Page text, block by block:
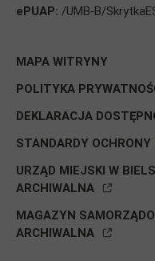
ePUAP: /UMB‑B/
STOPKA
MAPA WITRYNY
POLITYKA
DEKLARACJA
STANDARDY
URZĄD MIEJSKI W
ARCHIWALNA
MAGAZYN
ARCHIWALNA